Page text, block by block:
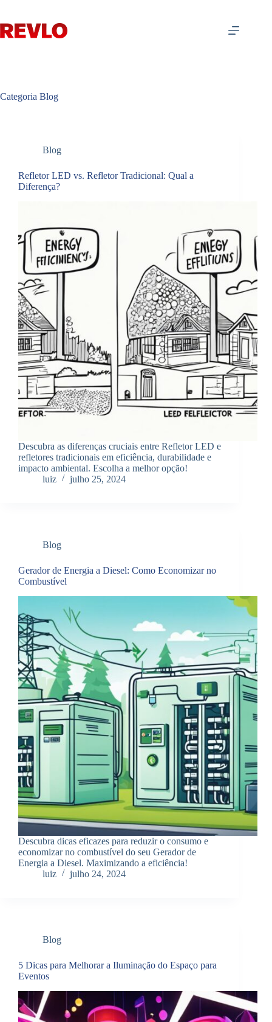
o
conteúdo
Categoria Blog
Blog
Refletor LED vs. Refletor Tradicional: Qual a
Diferença?
Descubra as diferenças cruciais entre Refletor LED e
refletores tradicionais em eficiência, durabilidade e
impacto ambiental. Escolha a melhor opção!
luiz
julho 25, 2024
Blog
Gerador de Energia a Diesel: Como Economizar no
Combustível
Descubra dicas eficazes para reduzir o consumo e
economizar no combustível do seu Gerador de
Energia a Diesel. Maximizando a eficiência!
luiz
julho 24, 2024
Blog
5 Dicas para Melhorar a Iluminação do Espaço para
Eventos